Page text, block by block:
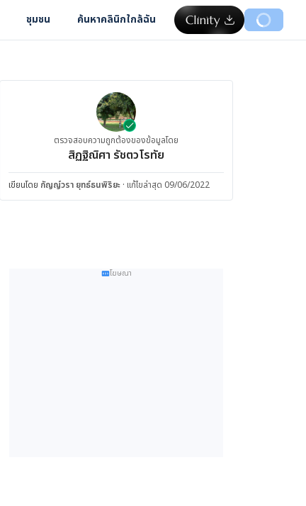
ชุมชน ค้นหาคลินิกใกล้ฉัน
ตรวจสอบความถูกต้องของข้อมูลโดย
สิฏฐิณิศา รัชตวโรทัย
เขียนโดย กัญญ์วรา ยุทธ์ธนพิริยะ · แก้ไขล่าสุด 09/06/2022
โฆษณา